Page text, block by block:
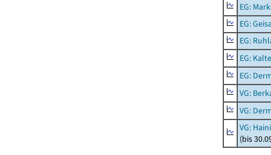
EG:
EG:
EG:
EG:
EG:
VG:
VG:
VG:
(bis